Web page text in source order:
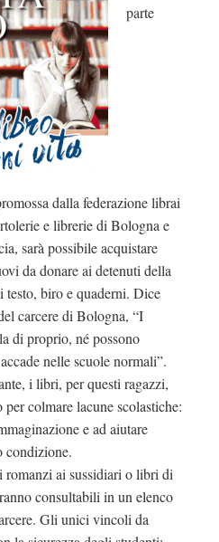
parte
dalla federazione librai
e librerie di Bologna e
sarà possibile acquistare
da donare ai detenuti della
biro e quaderni. Dice
carcere di Bologna, “I
di proprio, né possono
nelle scuole normali”.
i libri, per questi ragazzi,
colmare lacune scolastiche:
e ad aiutare
condizione.
romanzi ai sussidiari o libri di
consultabili in un elenco
Gli unici vincoli da